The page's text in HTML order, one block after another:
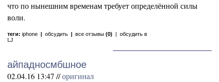
что по нынешним временам требует определённой силы
воли.
теги: iphone | обсудить | все отзывы (0) | обсудить в
LJ
айпадносмбшное
02.04.16 13:47 //оригинал